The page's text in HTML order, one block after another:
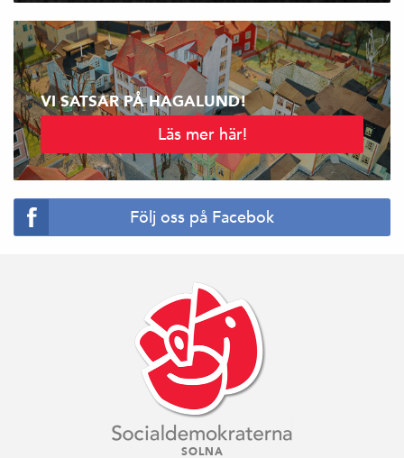
VI SATSAR PÅ HAGALUND!
Läs mer här!
Följ oss på Facebok
SOLNA